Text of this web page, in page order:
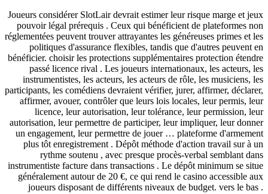
Joueurs considérer SlotLair devrait estimer leur risque
pouvoir légal prérequis . Ceux qui bénéficient de
réglementées peuvent trouver attrayantes les généreuses
politiques d'assurance flexibles, tandis que d'autres
bénéficier. choisir les protections supplémentaires
passé licence rival . Les joueurs internationaux, les
instrumentistes, les acteurs, les acteurs de rôle, les
participants, les comédiens devraient vérifier, jurer,
affirmer, avouer, contrôler que leurs lois locales, leur
licence, leur autorisation, leur tolérance, leur
autorisation, leur permettre de participer, leur impliquer,
un engagement, leur permettre de jouer … plateforme
plus tôt enregistrement . Dépôt méthode d'action
rythme soutenu , avec presque procès-verbal
instrumentiste facture dans transactions . Le dépôt
généralement autour de 20 €, ce qui rend le casino
joueurs disposant de différents niveaux de budget.